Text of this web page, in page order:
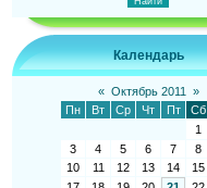
Календарь
« Октябрь 2011
»
Пн
Вт Ср Чт Пт Сб
1
3
4 5 6 7 8
10
11 12 13 14 15